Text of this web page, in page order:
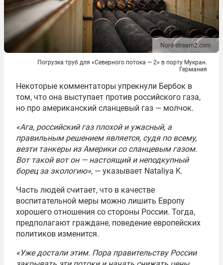
Nord-stream2.com
Погрузка труб для «Северного потока — 2» в порту Мукран.
Германия
Некоторые комментаторы упрекнули Бербок в
том, что она выступает против российского газа,
но про американский сланцевый газ — молчок.
«Ага, российский газ плохой и ужасный, а
правильным решением является, судя по всему,
везти танкеры из Америки со сланцевым газом.
Вот такой вот он — настоящий и неподкупный
борец за экологию», — указывает Nataliya K.
Часть людей считает, что в качестве
воспитательной меры можно лишить Европу
хорошего отношения со стороны России. Тогда,
предполагают граждане, поведение европейских
политиков изменится.
«Уже достали этим. Пора правительству России